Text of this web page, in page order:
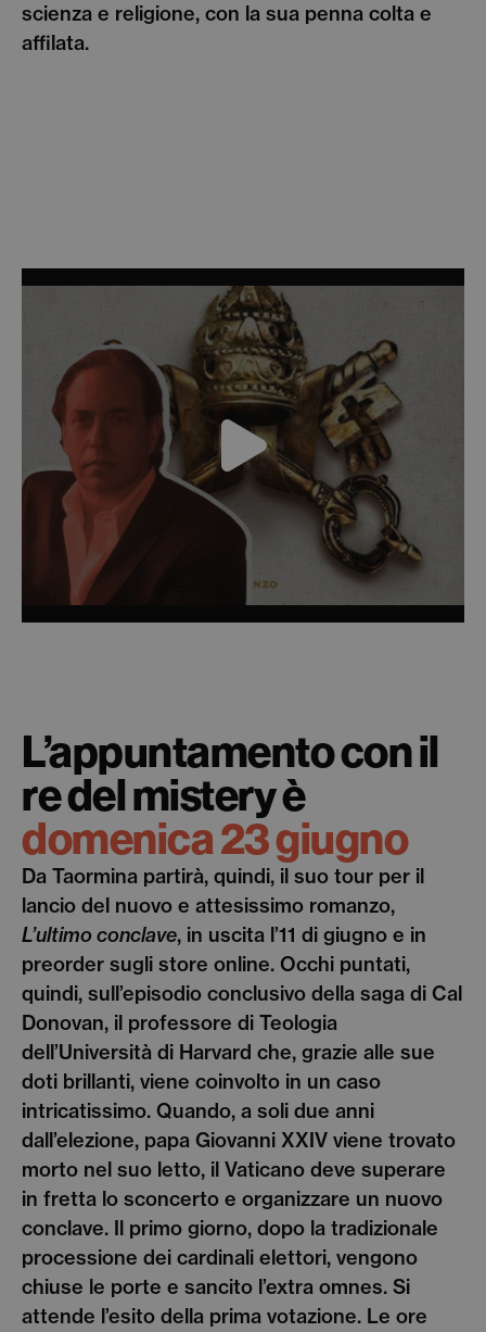
scienza e religione, con la sua penna colta e
affilata.
L’appuntamento con il
re del mistery è
domenica 23 giugno
Da Taormina partirà, quindi, il suo tour per il
lancio del nuovo e attesissimo romanzo,
L’ultimo conclave, in uscita l’11 di giugno e in
preorder sugli store online. Occhi puntati,
quindi, sull’episodio conclusivo della saga di Cal
Donovan, il professore di Teologia
dell’Università di Harvard che, grazie alle sue
doti brillanti, viene coinvolto in un caso
intricatissimo. Quando, a soli due anni
dall’elezione, papa Giovanni XXIV viene trovato
morto nel suo letto, il Vaticano deve superare
in fretta lo sconcerto e organizzare un nuovo
conclave. Il primo giorno, dopo la tradizionale
processione dei cardinali elettori, vengono
chiuse le porte e sancito l’extra omnes. Si
attende l’esito della prima votazione. Le ore